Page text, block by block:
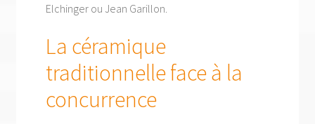
Elchinger ou Jean Garillon.
La céramique
traditionnelle face à la
concurrence